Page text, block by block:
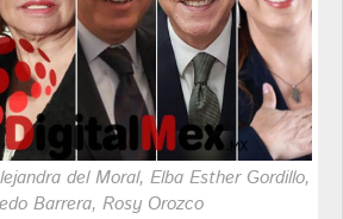
del Moral, Elba Esther Gordillo,
Barrera, Rosy Orozco